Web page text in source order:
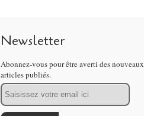
Newsletter
Abonnez-vous pour être averti des nouveaux
articles publiés.
Email